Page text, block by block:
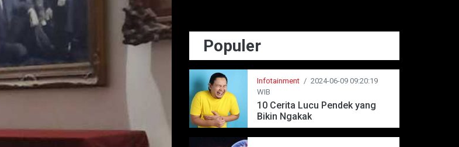
Populer
Infotainment / 2024-06-09 09:20:19
WIB
10 Cerita Lucu Pendek yang
Bikin Ngakak